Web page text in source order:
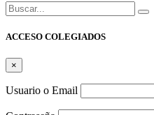
Buscar:
ACCESO COLEGIADOS
×
Usuario o Email